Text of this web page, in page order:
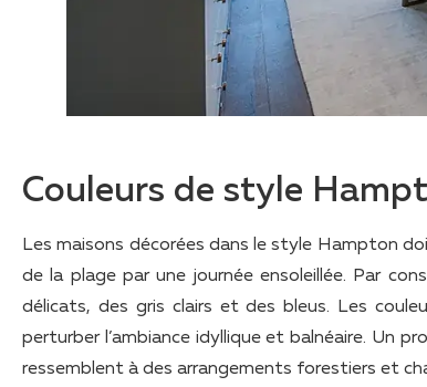
Couleurs de style
Les maisons décorées dans le style Hampton
de la plage par une journée ensoleillée. Par
délicats, des gris clairs et des bleus. Les
perturber l’ambiance idyllique et balnéaire. Un
ressemblent à des arrangements forestiers et